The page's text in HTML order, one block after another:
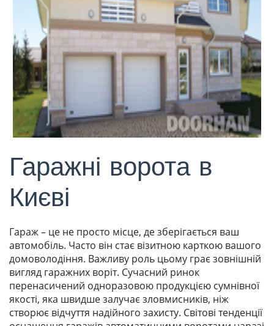
Гаражні ворота в
Києві
Гараж – це не просто місце, де зберігається ваш
автомобіль. Часто він стає візитною карткою вашого
домоволодіння. Важливу роль цьому грає зовнішній
вигляд гаражних воріт. Сучасний ринок
перенасичений одноразовою продукцією сумнівної
якості, яка швидше залучає зловмисників, ніж
створює відчуття надійного захисту. Світові тенденції